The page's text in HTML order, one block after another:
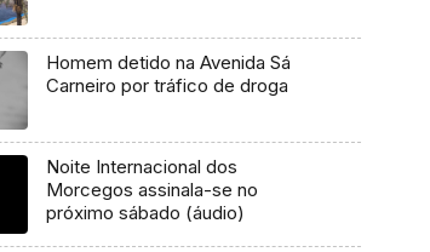
Homem detido na Avenida Sá
Carneiro por tráfico de droga
Noite Internacional dos
Morcegos assinala-se no
próximo sábado (áudio)